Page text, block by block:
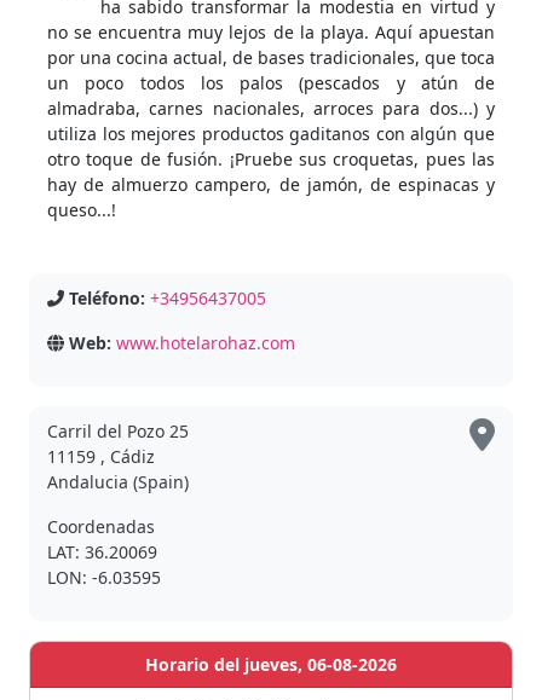
ha sabido transformar la modestia en virtud y
no se encuentra muy lejos de la playa. Aquí apuestan
por una cocina actual, de bases tradicionales, que toca
un poco todos los palos (pescados y atún de
almadraba, carnes nacionales, arroces para dos...) y
utiliza los mejores productos gaditanos con algún que
otro toque de fusión. ¡Pruebe sus croquetas, pues las
hay de almuerzo campero, de jamón, de espinacas y
queso...!
Teléfono: +34956437005
Web: www.hotelarohaz.com
Carril del Pozo 25
11159 , Cádiz
Andalucia (Spain)
Coordenadas
LAT: 36.20069
LON: -6.03595
Horario del jueves, 06-08-2026